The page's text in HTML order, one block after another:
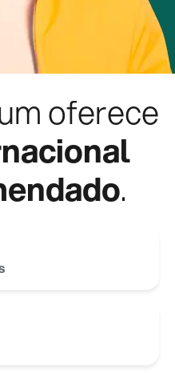
oferece
.